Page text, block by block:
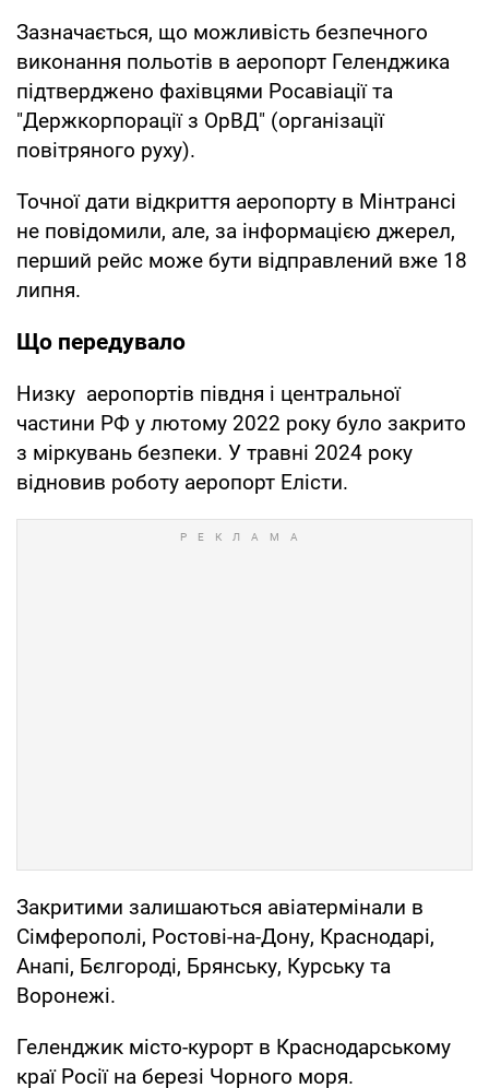
Зазначається, що можливість безпечного
виконання польотів в аеропорт Геленджика
підтверджено фахівцями Росавіації та
"Держкорпорації з ОрВД" (організації
повітряного руху).
Точної дати відкриття аеропорту в Мінтрансі
не повідомили, але, за інформацією джерел,
перший рейс може бути відправлений вже 18
липня.
Що передувало
Низку аеропортів півдня і центральної
частини РФ у лютому 2022 року було закрито
з міркувань безпеки. У травні 2024 року
відновив роботу аеропорт Елісти.
Закритими залишаються авіатермінали в
Сімферополі, Ростові-на-Дону, Краснодарі,
Анапі, Бєлгороді, Брянську, Курську та
Воронежі.
Геленджик місто-курорт в Краснодарському
краї Росії на березі Чорного моря.